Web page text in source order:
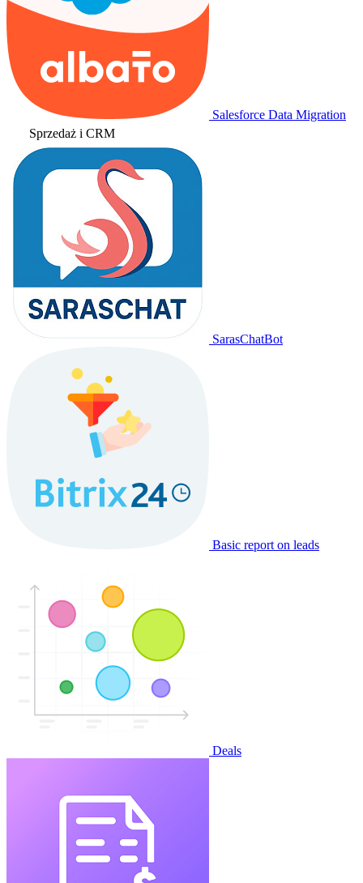
Salesforce Data Migration
Sprzedaż i CRM
SarasChatBot
Basic report on leads
Deals